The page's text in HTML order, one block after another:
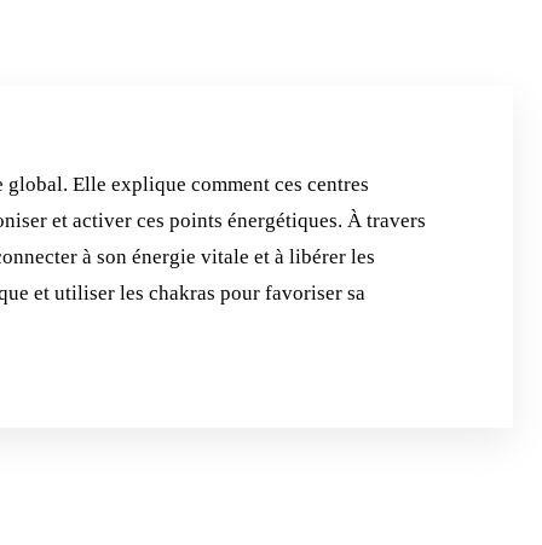
Elle explique comment ces centres
et activer ces points énergétiques. À travers
à son énergie vitale et à libérer les
et utiliser les chakras pour favoriser sa